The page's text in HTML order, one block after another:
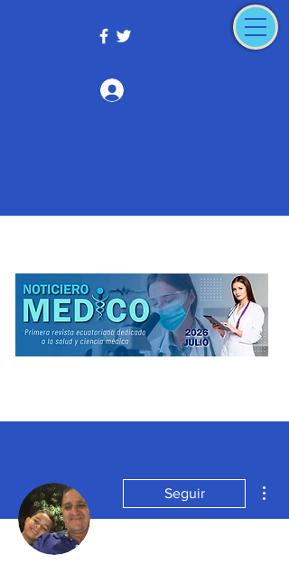
Seguir